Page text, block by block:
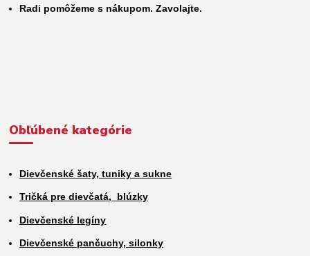
Radi pomôžeme s nákupom. Zavolajte.
Obľúbené kategórie
Dievčenské šaty, tuniky a sukne
Tričká pre dievčatá, blúzky
Dievčenské legíny
Dievčenské pančuchy, silonky